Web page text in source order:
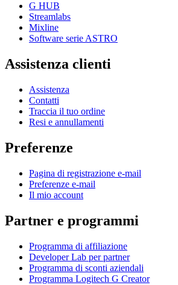
G HUB
Streamlabs
Mixline
Software serie ASTRO
Assistenza clienti
Assistenza
Contatti
Traccia il tuo ordine
Resi e annullamenti
Preferenze
Pagina di registrazione e-mail
Preferenze e-mail
Il mio account
Partner e programmi
Programma di affiliazione
Developer Lab per partner
Programma di sconti aziendali
Programma Logitech G Creator